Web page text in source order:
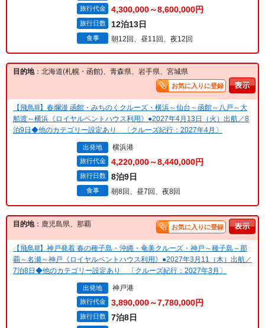
旅行代金 4,300,000～8,600,000円
旅行日数 12泊13日
食事 朝12回、昼11回、夜12回
目的地：北海道(札幌・函館)、青森県、岩手県、宮城県
お気に入りに登録
【飛鳥III】春爛漫 函館・みちのくクルーズ・横浜～仙台～函館～八戸～大
船渡～横浜《ロイヤルペントハウス利用》●2027年4月13日（火）出航／8
泊9日◆他のカテゴリー設定あり 〔クルーズ紀行：2027年4月〕
出発地 横浜港
旅行代金 4,220,000～8,440,000円
旅行日数 8泊9日
食事 朝8回、昼7回、夜8回
目的地：鹿児島県、那覇 お気に入りに登録
【飛鳥III】神戸発着 春の種子島・沖縄・奄美クルーズ・神戸～種子島～那
覇～名瀬～神戸《ロイヤルペントハウス利用》●2027年3月11（木）出航／
7泊8日◆他のカテゴリー設定あり 〔クルーズ紀行：2027年3月〕
出発地 神戸港
旅行代金 3,890,000～7,780,000円
旅行日数 7泊8日